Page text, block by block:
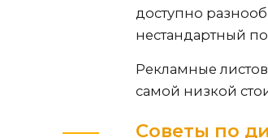
доступно
нестандартный
Рекламные
самой низкой
Советы по